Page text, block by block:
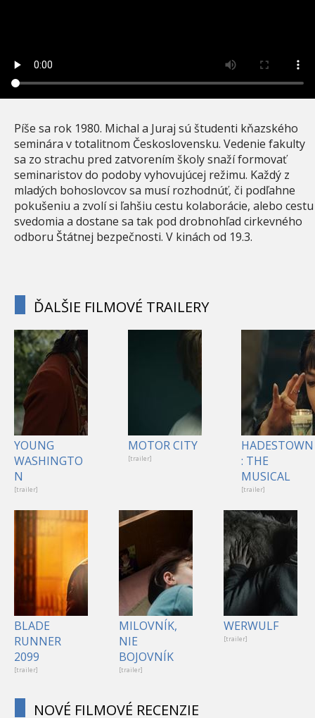
Píše sa rok 1980. Michal a Juraj sú študenti kňazského
seminára v totalitnom Československu. Vedenie fakulty
sa zo strachu pred zatvorením školy snaží formovať
seminaristov do podoby vyhovujúcej režimu. Každý z
mladých bohoslovcov sa musí rozhodnúť, či podľahne
pokušeniu a zvolí si ľahšiu cestu kolaborácie, alebo cestu
svedomia a dostane sa tak pod drobnohľad cirkevného
odboru Štátnej bezpečnosti. V kinách od 19.3.
ĎALŠIE FILMOVÉ TRAILERY
YOUNG
WASHINGTO
N
[trailer]
MOTOR CITY
[trailer]
HADESTOWN
: THE
MUSICAL
[trailer]
BLADE
RUNNER
2099
[trailer]
MILOVNÍK,
NIE
BOJOVNÍK
[trailer]
WERWULF
[trailer]
NOVÉ FILMOVÉ RECENZIE